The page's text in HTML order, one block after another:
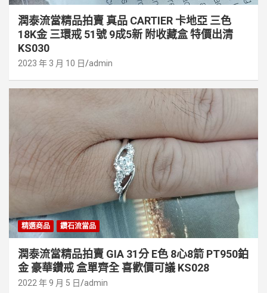
潤泰流當精品拍賣 真品 CARTIER 卡地亞 三色
18K金 三環戒 51號 9成5新 附收藏盒 特價出清
KS030
2023 年 3 月 10 日 admin
精選商品 鑽石流當品
潤泰流當精品拍賣 GIA 31分 E色 8心8箭 PT950鉑
金 豪華鑽戒 盒單齊全 喜歡價可議 KS028
2022 年 9 月 5 日 admin